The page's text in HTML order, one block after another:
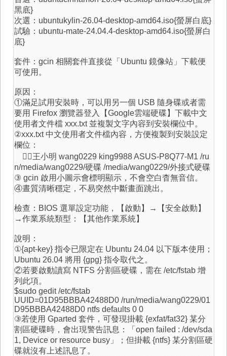
黑底}
次選：ubuntukylin-26.04-desktop-amd64.iso{螢屏白底}
試驗：ubuntu-mate-24.04.4-desktop-amd64.iso{螢屏白
底}
套件：gcin 相關套件直接從「Ubuntu 鏡像站」下載便
可使用。
原因：
①滿足試用安裝時，可以用另一個 USB 隨身碟或者需
要用 Firefox 瀏覽器登入【Google雲端硬碟】下載中文
使用者文件檔 xxx.txt 並複製文字內容到安裝欄位中。
②xxx.txt 中文使用者文件檔內容，方便複製到安裝設定
欄位：
🧙‍♂️王小明 wang0229 king9988 ASUS-P8Q77-M1 /ru
n/media/wang0229/硬碟 /media/wang0229/外接式硬碟
③ gcin 啟用小圖示會標明顯示，不會空白杳無音信。
④晝質清晰穩定，不易突然中斷畫面跳出。
檢查：BIOS 選單設定功能，【啟動】→【安全啟動】
→作業系統類型：【其他作業系統】
說明：
①{apt-key} 指令已限定在 Ubuntu 24.04 以下版本使用；
Ubuntu 26.04 將用 {gpg} 指令取代之。
②若要啟動讀寫 NTFS 分割區硬碟，需在 /etc/fstab 增
列此項。
$sudo gedit /etc/fstab
UUID=01D95BBBA42488D0 /run/media/wang0229/01
D95BBBA42488D0 ntfs defaults 0 0
③若使用 Gparted 套件，可發現掛載 {exfat/fat32} 某分
割區硬碟時，會出現警告訊息：「open failed : /dev/sda
1, Device or resource busy」；但掛載 {ntfs} 某分割區硬
碟就沒有上述訊息了。